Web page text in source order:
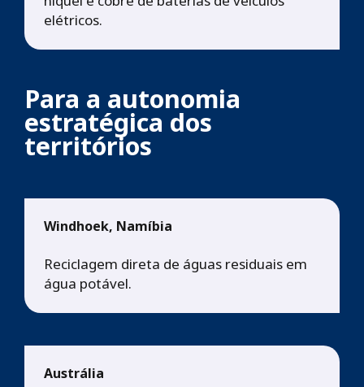
elétricos.
Para a autonomia
estratégica dos
territórios
Windhoek, Namíbia
Reciclagem direta de águas residuais em
água potável.
Austrália